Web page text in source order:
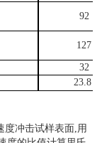
92
127
32
23.8
度冲击试样表面,用